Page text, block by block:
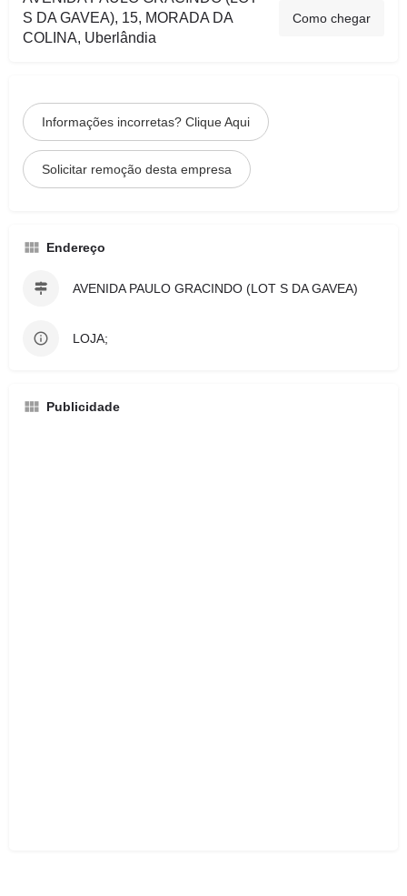
S DA GAVEA), 15, MORADA DA
COLINA, Uberlândia
Como chegar
Informações incorretas? Clique Aqui
Solicitar remoção desta empresa
Endereço
AVENIDA PAULO GRACINDO (LOT S DA GAVEA)
LOJA;
Publicidade